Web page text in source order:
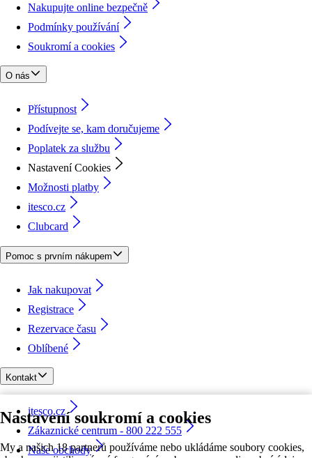
Nastavení soukromí a cookies
My a našich 18 partnerů používáme nebo ukládáme soubory cookies,
Nakupujte online bezpečně
Podmínky používání
Soukromí a cookies
O nás
Přístupnost
Podívejte se, kam doručujeme
Poplatek za službu
Nastavení Cookies
Možnosti platby
itesco.cz
Clubcard
Pomoc s prvním nákupem
Jak nakupovat
Registrace
Rezervace času
Oblíbené
Kontakt
itesco.cz
Zákaznické centrum - 800 222 555
Naše obchody